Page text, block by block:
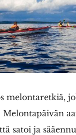
melontaretkiä,
satoi ja